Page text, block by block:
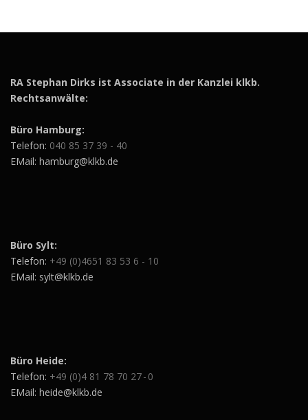
RA Stephan Dirks ist Associate in der Kanzlei klkb.
Rechtsanwälte:
Büro Hamburg:
Telefon: 040 85 37 39 - 40
EMail: hamburg@klkb.de
Büro Sylt:
Telefon: +49 (0)4651 83 53 6 - 10
EMail: sylt@klkb.de
Büro Heide:
Telefon: +49 (0)4 81 78 70 27 - 0
EMail: heide@klkb.de